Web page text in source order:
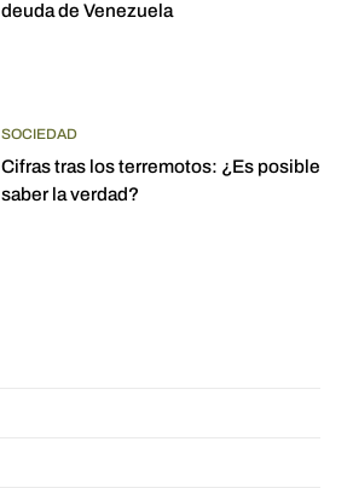
deuda de Venezuela
SOCIEDAD
Cifras tras los terremotos: ¿Es posible
saber la verdad?